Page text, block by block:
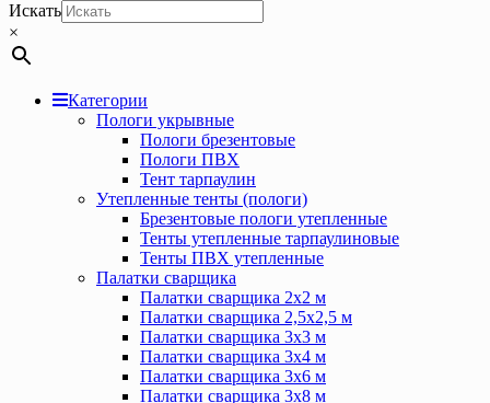
Искать
×
Категории
Пологи укрывные
Пологи брезентовые
Пологи ПВХ
Тент тарпаулин
Утепленные тенты (пологи)
Брезентовые пологи утепленные
Тенты утепленные тарпаулиновые
Тенты ПВХ утепленные
Палатки сварщика
Палатки сварщика 2х2 м
Палатки сварщика 2,5х2,5 м
Палатки сварщика 3х3 м
Палатки сварщика 3х4 м
Палатки сварщика 3х6 м
Палатки сварщика 3х8 м